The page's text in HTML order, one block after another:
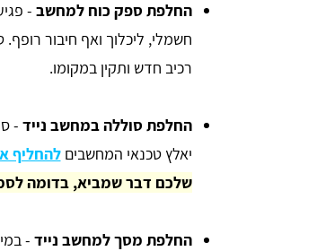
החלפת ספק כוח למחשב -
חשמלי, ליכלוך ואף חיבור
רכיב חדש ותקין במקומו.
החלפת סוללה במחשב נייד -
יאלץ טכנאי המחשביםלהחליף
שלכם דבר שמביא, בדומה
החלפת מסך למחשב נייד -